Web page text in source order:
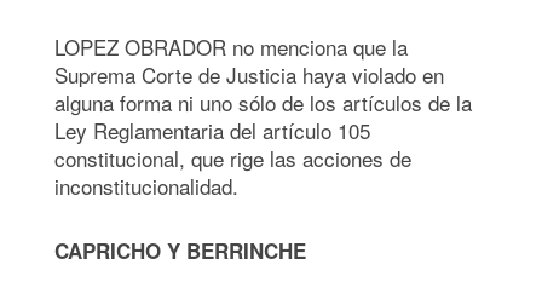
LOPEZ OBRADOR no menciona que la
Suprema Corte de Justicia haya violado en
alguna forma ni uno sólo de los artículos de la
Ley Reglamentaria del artículo 105
constitucional, que rige las acciones de
inconstitucionalidad.
CAPRICHO Y BERRINCHE